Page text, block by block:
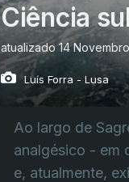
Ciência
atualizado 14
Luís Forra - Lusa
Ao largo de
analgésico - em
e, atualmente,